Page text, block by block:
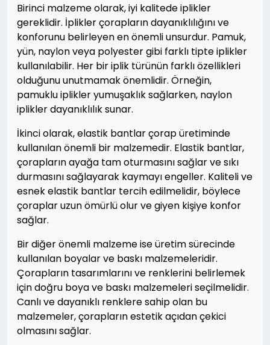
Birinci malzeme olarak, iyi kalitede iplikler
gereklidir. İplikler çorapların dayanıklılığını ve
konforunu belirleyen en önemli unsurdur. Pamuk,
yün, naylon veya polyester gibi farklı tipte iplikler
kullanılabilir. Her bir iplik türünün farklı özellikleri
olduğunu unutmamak önemlidir. Örneğin,
pamuklu iplikler yumuşaklık sağlarken, naylon
iplikler dayanıklılık sunar.
İkinci olarak, elastik bantlar çorap üretiminde
kullanılan önemli bir malzemedir. Elastik bantlar,
çorapların ayağa tam oturmasını sağlar ve sıkı
durmasını sağlayarak kaymayı engeller. Kaliteli ve
esnek elastik bantlar tercih edilmelidir, böylece
çoraplar uzun ömürlü olur ve giyen kişiye konfor
sağlar.
Bir diğer önemli malzeme ise üretim sürecinde
kullanılan boyalar ve baskı malzemeleridir.
Çorapların tasarımlarını ve renklerini belirlemek
için doğru boya ve baskı malzemeleri seçilmelidir.
Canlı ve dayanıklı renklere sahip olan bu
malzemeler, çorapların estetik açıdan çekici
olmasını sağlar.